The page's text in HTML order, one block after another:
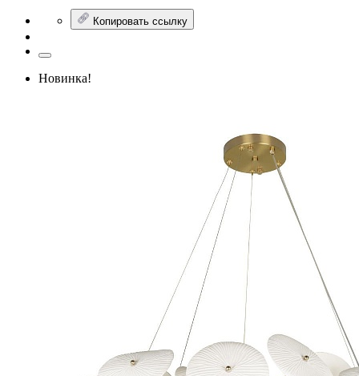
Копировать ссылку
Новинка!